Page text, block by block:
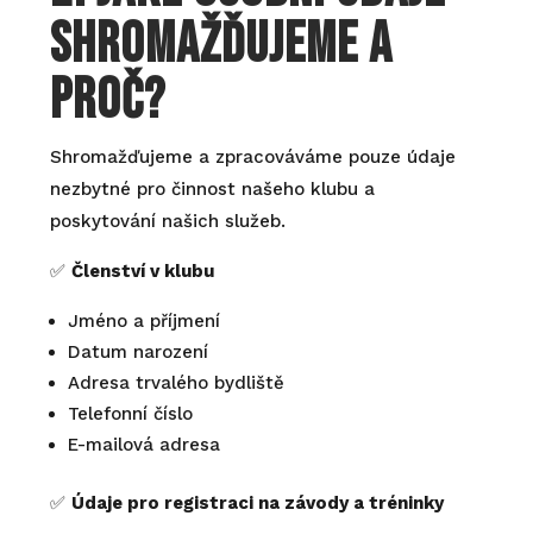
shromažďujeme a
proč?
Shromažďujeme a zpracováváme pouze údaje
nezbytné pro činnost našeho klubu a
poskytování našich služeb.
✅Členství v klubu
Jméno a příjmení
Datum narození
Adresa trvalého bydliště
Telefonní číslo
E-mailová adresa
✅ Údaje pro registraci na závody a tréninky